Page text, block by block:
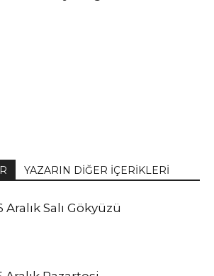
YAZARIN DİĞER İÇERİKLERİ
Aralık Salı Gökyüzü